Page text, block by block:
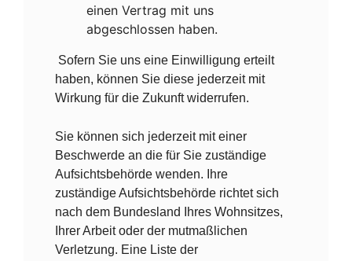
einen Vertrag mit uns
abgeschlossen haben.
Sofern Sie uns eine Einwilligung erteilt
haben, können Sie diese jederzeit mit
Wirkung für die Zukunft widerrufen.
Sie können sich jederzeit mit einer
Beschwerde an die für Sie zuständige
Aufsichtsbehörde wenden. Ihre
zuständige Aufsichtsbehörde richtet sich
nach dem Bundesland Ihres Wohnsitzes,
Ihrer Arbeit oder der mutmaßlichen
Verletzung. Eine Liste der